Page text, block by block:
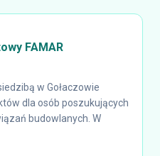
FAMAR
w Gołaczowie
dla osób poszukujących
budowlanych. W